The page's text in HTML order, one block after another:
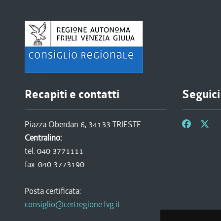
Recapiti e contatti
Piazza Oberdan 6, 34133 TRIESTE
Centralino:
tel. 040 3771111
fax. 040 3773190
Posta certificata:
consiglio@certregione.fvg.it